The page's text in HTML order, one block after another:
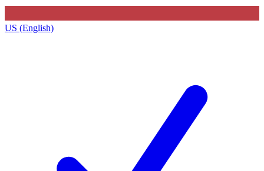
US (English)